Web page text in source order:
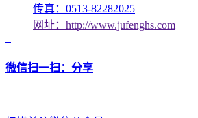
传真：0513-82282025
网址：http://www.jufenghs.com
微信扫一扫：分享